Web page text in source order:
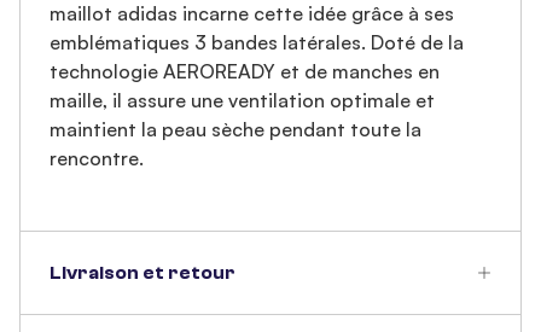
maillot adidas incarne cette idée grâce à ses
emblématiques 3 bandes latérales. Doté de la
technologie AEROREADY et de manches en
maille, il assure une ventilation optimale et
maintient la peau sèche pendant toute la
rencontre.
Livraison et retour